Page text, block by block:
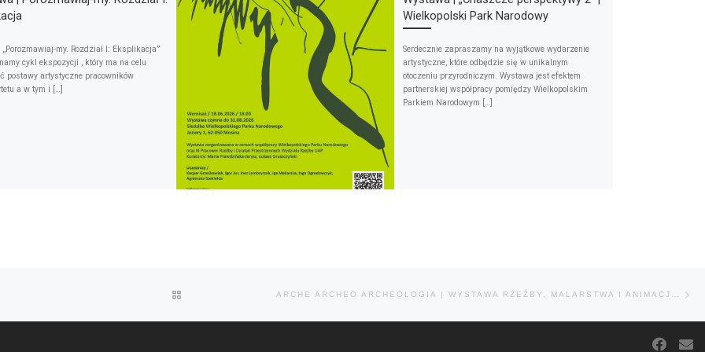
my. Rozdział I: Eksplikacja”
cykl ekspozycji , który ma na celu
postawy artystyczne pracowników
a w tym i […]
Wielkopolski Park Narodowy
Serdecznie zapraszamy na wyjątkowe wydarzenie
artystyczne, które odbędzie się w unikalnym
otoczeniu przyrodniczym. Wystawa jest efektem
partnerskiej współpracy pomiędzy Wielkopolskim
Parkiem Narodowym […]
POWRÓT DO LISTY POSTÓW